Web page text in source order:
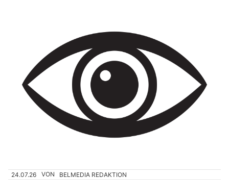
24.07.26 VON BELMEDIA REDAKTION